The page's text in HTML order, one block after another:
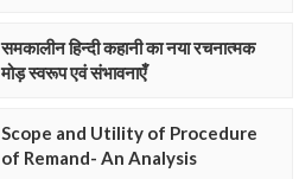
समकालीन हिन्दी कहानी का नया रचनात्मक
मोड़ स्वरूप एवं संभावनाएँ
Scope and Utility of Procedure
of Remand- An Analysis